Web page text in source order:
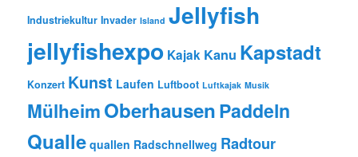
Industriekultur Invader Island Jellyfish
jellyfishexpo Kajak Kanu Kapstadt
Konzert Kunst Laufen Luftboot Luftkajak Musik
MülheimOberhausenPaddeln
Qualle quallen Radschnellweg Radtour